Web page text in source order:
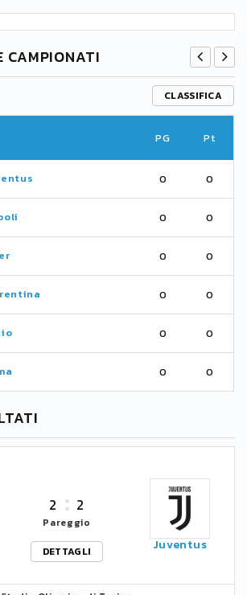
CAMPIONATI
CLASSIFICA
PG Pt
0 0
0 0
0 0
0 0
0 0
0 0
2 2
Pareggio
DETTAGLI
Juventus